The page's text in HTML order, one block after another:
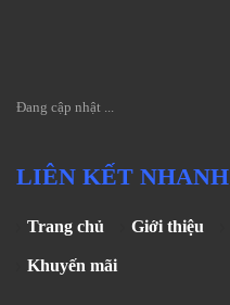
Đang cập nhật ...
LIÊN KẾT NHANH
Trang chủ Giới thiệu
Khuyến mãi